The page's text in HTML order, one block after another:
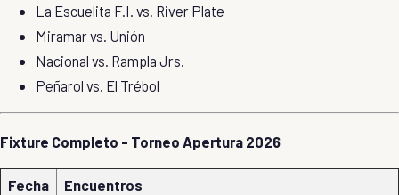
La Escuelita F.I. vs. River Plate
Miramarvs. Unión
Nacional vs. Rampla Jrs.
Peñarol vs. El Trébol
Fixture Completo - Torneo Apertura 2026
Fecha Encuentros